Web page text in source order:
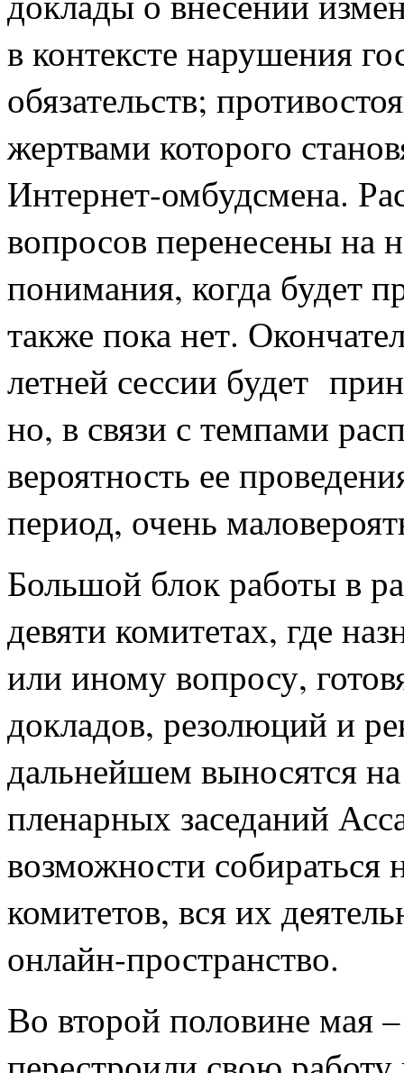
в контексте нарушения
обязательств;
жертвами которого
Интернет-омбудсмена.
вопросов перенесены на
понимания, когда будет
также пока нет.
летней сессии будет
но, в связи с темпами
вероятность ее
период, очень
Большой блок работы в
девяти комитетах, где
или иному вопросу,
докладов, резолюций и
дальнейшем выносятся
пленарных заседаний
возможности собираться
комитетов, вся их
онлайн-пространство.
Во второй половине мая